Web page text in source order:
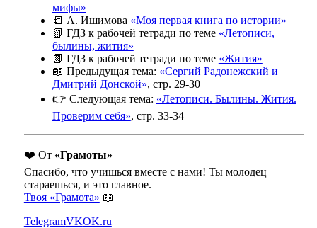
мифы»
📒 А. Ишимова «Моя первая книга по истории»
📗 ГДЗ к рабочей тетради по теме «Летописи,
былины, жития»
📗 ГДЗ к рабочей тетради по теме «Жития»
📖 Предыдущая тема: «Сергий Радонежский и
Дмитрий Донской», стр. 29-30
👉 Следующая тема: «Летописи. Былины. Жития.
Проверим себя», стр. 33-34
❤️ От «Грамоты»
Спасибо, что учишься вместе с нами! Ты молодец —
стараешься, и это главное.
Твоя «Грамота» 📖
TelegramVKOK.ru